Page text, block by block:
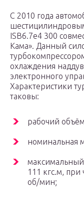
С 2010 года
ISB6.7e4 300
Кама». Данный
охлаждения
электронного
Характеристики
таковы:
рабочий
номинальная
111 кгс.м, при
об/мин;